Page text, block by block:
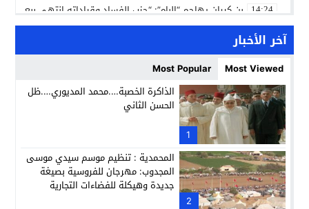
14:24 بن كيران يهاجم “البام”: “حزب الفساد وقياداته انتهى
11:33 كمال محرر يقود استئنافية تارودانت: مسار قضائي راسخ ورؤية
حبشان وكيلاً عاماً بتارودانت: ترقية جديدة في الحركة القضائية
21:28 حزب الديمقراطيين الجدد يؤسس منظمتي شباب ونساء الصحراء
13:37 عطش أولاد تايمة وسياسة “الحبة والقبة”: هل أصبح الماء إنجازاً
12:25 انطلاق فعاليات الدورة 12 لمعرض المنتوجات المحلية بأكادير SIPTA (فيديو)
آخر الأخبار
Most Viewed
Most Popular
1
الذاكرة الخصبة….محمد المديوري….ظل
الحسن الثاني
2
المحمدية : تنظيم موسم سيدي موسى
المجدوب: مهرجان للفروسية بصيغة
جديدة وهيكلة للفضاءات التجارية